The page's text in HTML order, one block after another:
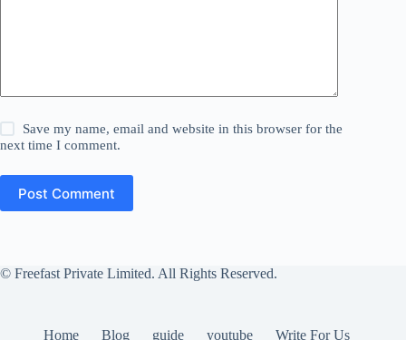
Save my name, email and website in this browser for the
next time I comment.
Post Comment
© Freefast Private Limited. All Rights Reserved.
Home Blog guide youtube Write For Us